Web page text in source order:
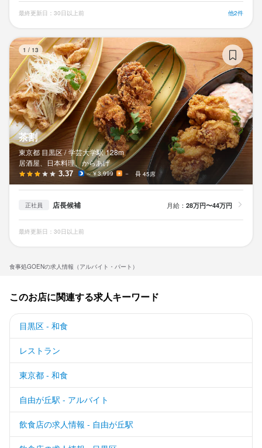
食事処GOENの求人情報（アルバイト・パート）
最終更新日：30日以上前 他2件
1 / 13
茶割
東京都 目黒区 / 学芸大学駅 128m
居酒屋、日本料理、からあげ
3.37 ～￥3,999 － 45席
正社員 店長候補 月給： 28万円〜44万円
最終更新日：30日以上前
このお店に関連する求人キーワード
目黒区 - 和食
レストラン
東京都 - 和食
自由が丘駅 - アルバイト
飲食店の求人情報 - 自由が丘駅